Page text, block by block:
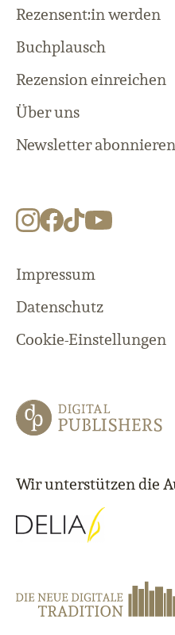
Rezensent:in werden
Buchplausch
Rezension einreichen
Über uns
Newsletter abonnieren
Impressum
Datenschutz
Cookie-Einstellungen
Wir unterstützen die